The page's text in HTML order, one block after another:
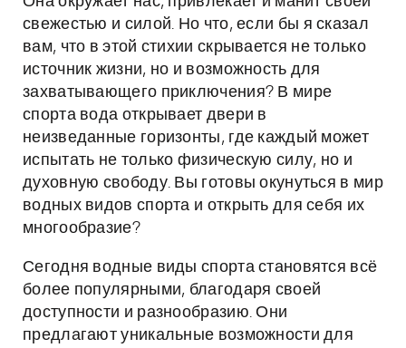
свежестью и силой. Но что, если бы я сказал
вам, что в этой стихии скрывается не только
источник жизни, но и возможность для
захватывающего приключения? В мире
спорта вода открывает двери в
неизведанные горизонты, где каждый может
испытать не только физическую силу, но и
духовную свободу. Вы готовы окунуться в мир
водных видов спорта и открыть для себя их
многообразие?
Сегодня водные виды спорта становятся всё
более популярными, благодаря своей
доступности и разнообразию. Они
предлагают уникальные возможности для